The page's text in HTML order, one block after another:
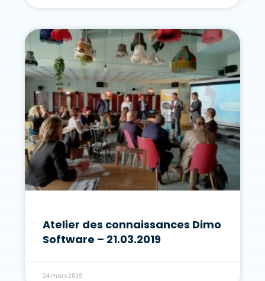
Atelier des connaissances Dimo
Software – 21.03.2019
24 mars 2019